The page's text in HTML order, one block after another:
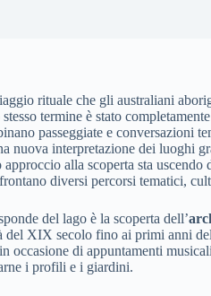
rituale che gli australiani
termine è stato
passeggiate e conversazioni
nuova interpretazione dei luoghi
alla scoperta sta
diversi percorsi tematici,
del lago è la scoperta dell’
del XIX secolo fino ai primi anni
occasione di appuntamenti
i profili e i giardini.